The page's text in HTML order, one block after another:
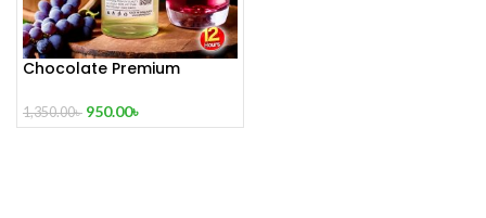
Chocolate Premium
1,350.00৳ 950.00৳